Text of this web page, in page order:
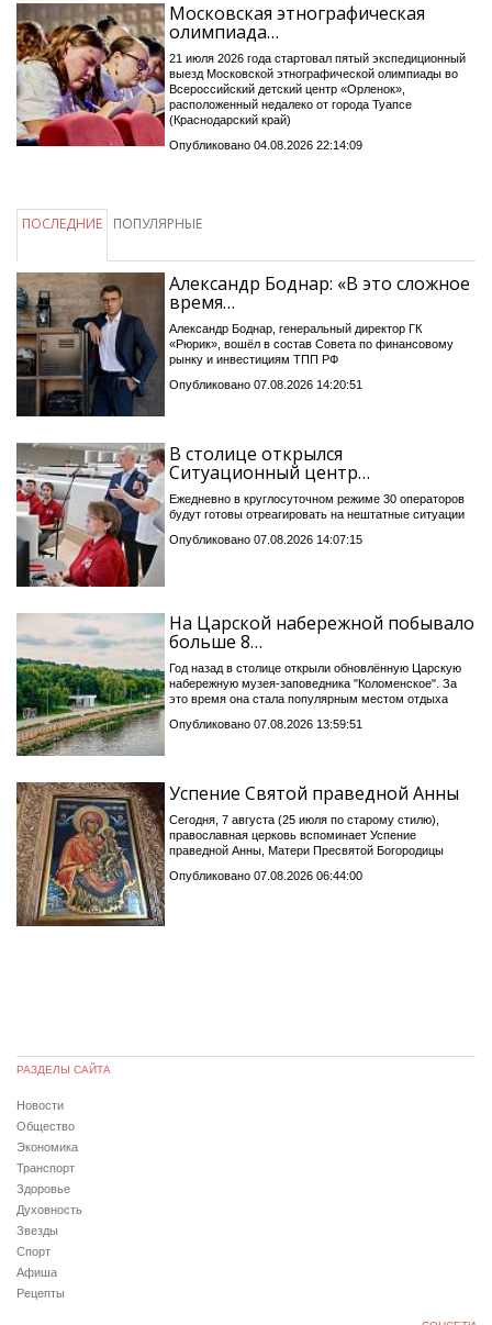
Московская этнографическая
олимпиада…
21 июля 2026 года стартовал пятый экспедиционный
выезд Московской этнографической олимпиады во
Всероссийский детский центр «Орленок»,
расположенный недалеко от города Туапсе
(Краснодарский край)
Опубликовано 04.08.2026 22:14:09
ПОСЛЕДНИЕ ПОПУЛЯРНЫЕ
Александр Боднар: «В это сложное
время…
Александр Боднар, генеральный директор ГК
«Рюрик», вошёл в состав Совета по финансовому
рынку и инвестициям ТПП РФ
Опубликовано 07.08.2026 14:20:51
В столице открылся
Ситуационный центр…
Ежедневно в круглосуточном режиме 30 операторов
будут готовы отреагировать на нештатные ситуации
Опубликовано 07.08.2026 14:07:15
На Царской набережной побывало
больше 8…
Год назад в столице открыли обновлённую Царскую
набережную музея-заповедника "Коломенское". За
это время она стала популярным местом отдыха
Опубликовано 07.08.2026 13:59:51
Успение Святой праведной Анны
Сегодня, 7 августа (25 июля по старому стилю),
православная церковь вспоминает Успение
праведной Анны, Матери Пресвятой Богородицы
Опубликовано 07.08.2026 06:44:00
РАЗДЕЛЫ САЙТА
Новости
Общество
Экономика
Транспорт
Здоровье
Духовность
Звезды
Спорт
Афиша
Рецепты